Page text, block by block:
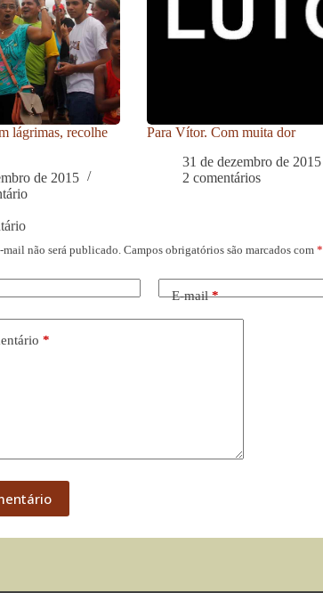
lágrimas, recolhe
de 2015
Para Vítor. Com muita dor
31 de dezembro de 2015
2 comentários
mail não será publicado. Campos obrigatórios são marcados com *
E-mail*
*